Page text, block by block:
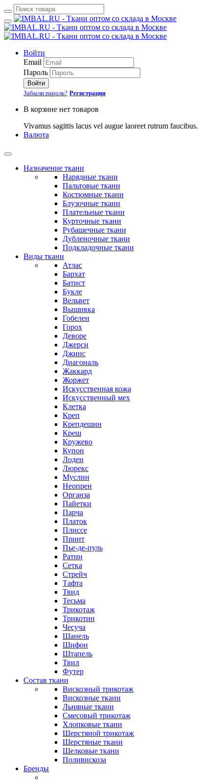
Войти
Email
Пароль
Войти
Забыли пароль? Регистрация
В корзине нет товаров
Vivamus sagittis lacus vel augue laoreet rutrum faucibus.
Валюта
Назначение ткани
Нарядные ткани
Пальтовые ткани
Костюмные ткани
Блузочные ткани
Плательные ткани
Курточные ткани
Рубашечные ткани
Дубленочные ткани
Подкладочные ткани
Виды ткани
Атлас
Бархат
Батист
Букле
Вельвет
Вышивка
Гобелен
Горох
Деворе
Джерси
Джинс
Диагональ
Жаккард
Жоржет
Искусственная кожа
Искусственный мех
Клетка
Креп
Крепдешин
Креш
Кружево
Купон
Лоден
Люрекс
Муслин
Неопрен
Органза
Пайетки
Парча
Платок
Плиссе
Принт
Пье-де-пуль
Ратин
Сетка
Стрейч
Тафта
Твид
Тесьма
Трикотаж
Трикотин
Чесуча
Шанель
Шифон
Штапель
Твил
Футер
Состав ткани
Вискозный трикотаж
Вискозные ткани
Льняные ткани
Смесовый трикотаж
Хлопковые ткани
Шерстяной трикотаж
Шерстяные ткани
Шелковые ткани
Поливискоза
Бренды